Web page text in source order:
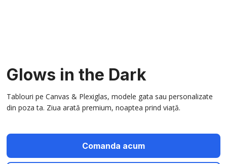
Glows in the Dark
Tablouri pe Canvas & Plexiglas, modele gata sau personalizate
din poza ta. Ziua arată premium, noaptea prind viață.
Comanda acum